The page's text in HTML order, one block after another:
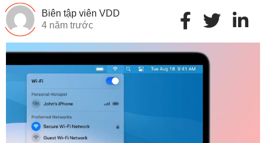
Sửa Laptop
Điện thoại
Phụ kiện
Hệ thống:
Biên tập viên VDD
4 năm trước